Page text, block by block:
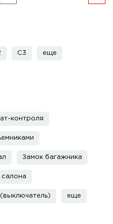
C3 еще
контроля
Замок багажника
салона
еще